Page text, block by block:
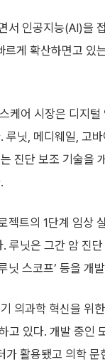
서 인공지능(AI)을
게 확산하면고
케어 시장은 디지털
닛, 메디웨일, 고
진단 보조 기술을
젝트의 1단계 임상
루닛은 그간 암 진
닛 스코프’ 등을
의과학 혁신을 위
고 있다. 개발 중
가 활용됐고 의학